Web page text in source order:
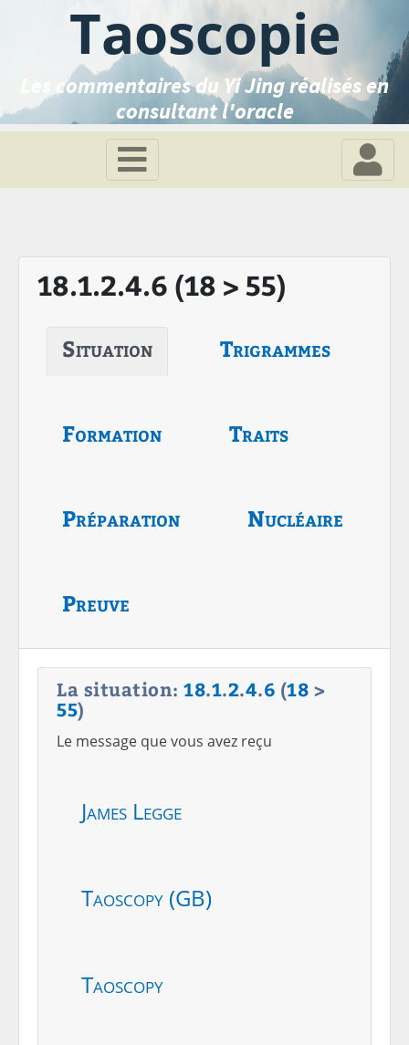
Taoscopie
Les commentaires du Yi Jing réalisés en
consultant l'oracle
18.1.2.4.6 (18 > 55)
Situation Trigrammes
Formation Traits
Préparation Nucléaire
Preuve
La situation: 18.1.2.4.6 (18 >
55)
Le message que vous avez reçu
James Legge
Taoscopy (GB)
Taoscopy